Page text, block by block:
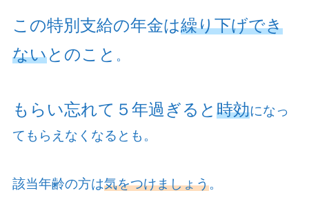
この特別支給の年金は繰り下げでき
ないとのこと 。
もらい忘れて５年過ぎると 時効になっ
てもらえなくなるとも。
該当年齢の方は気をつけましょう。